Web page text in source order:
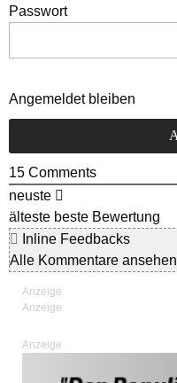
Passwort
Angemeldet bleiben
15 Comments
neuste
älteste beste Bewertung
Inline Feedbacks
Alle Kommentare ansehen
Anzeige